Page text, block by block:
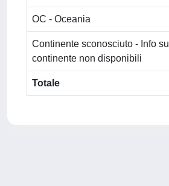
OC - Oceania
Continente sconosciuto - Info sul
continente non disponibili
Totale